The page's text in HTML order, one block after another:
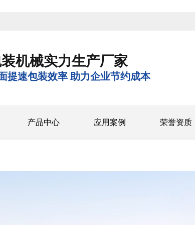
机械实力生产厂家
提速包装效率 助力企业节约成本
产品中心 应用案例 荣誉资质